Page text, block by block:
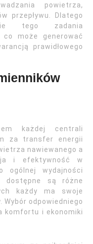
powietrza,
przepływu. Dlatego
tego zadania
co może generować
prawidłowego
każdej centrali
za transfer energii
nawiewanego a
i efektywność w
ogólnej wydajności
dostępne są różne
każdy ma swoje
odpowiedniego
komfortu i ekonomiki